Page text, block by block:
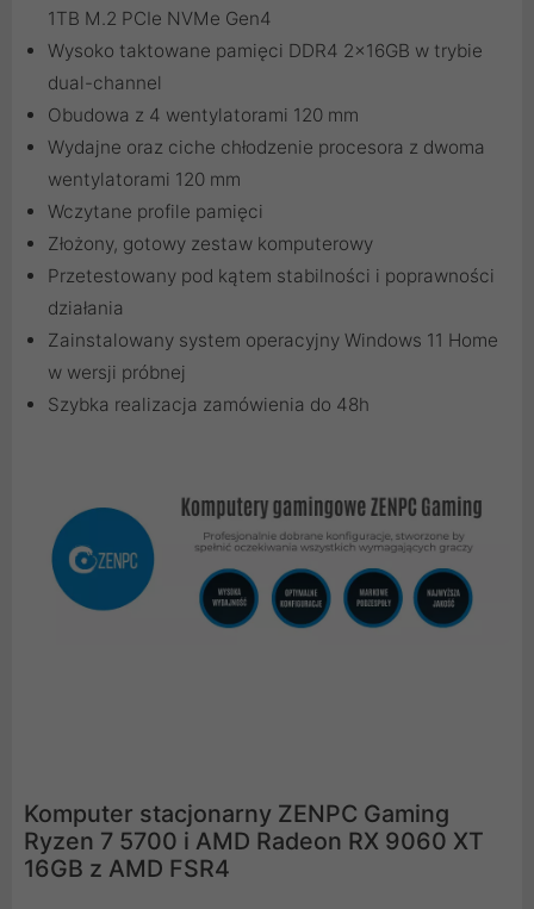
1TB M.2 PCIe NVMe Gen4
Wysoko taktowane pamięci DDR4 2x16GB w trybie
dual-channel
Obudowa z 4 wentylatorami 120 mm
Wydajne oraz ciche chłodzenie procesora z dwoma
wentylatorami 120 mm
Wczytane profile pamięci
Złożony, gotowy zestaw komputerowy
Przetestowany pod kątem stabilności i poprawności
działania
Zainstalowany system operacyjny Windows 11 Home
w wersji próbnej
Szybka realizacja zamówienia do 48h
Komputer stacjonarny ZENPC Gaming
Ryzen 7 5700 i AMD Radeon RX 9060 XT
16GB z AMD FSR4